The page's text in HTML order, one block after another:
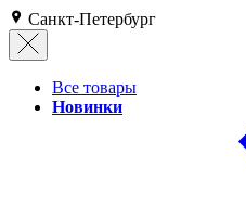
Санкт-Петербург
Все товары
Новинки